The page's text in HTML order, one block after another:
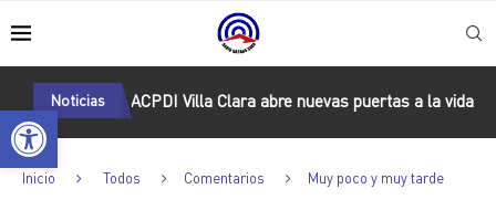
Abrir barra de herramientas
Noticias
ACPDI Villa Clara abre nuevas puertas a la vida
Inicio Todos Comentarios Muy poco y muy tarde